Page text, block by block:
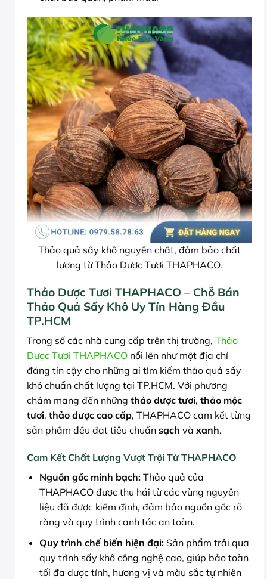
Thảo quả sấy khô nguyên chất, đảm bảo chất
lượng từ Thảo Dược Tươi THAPHACO.
Thảo Dược Tươi THAPHACO – Chỗ Bán
Thảo Quả Sấy Khô Uy Tín Hàng Đầu
TP.HCM
Trong số các nhà cung cấp trên thị trường, Thảo
Dược Tươi THAPHACO nổi lên như một địa chỉ
đáng tin cậy cho những ai tìm kiếm thảo quả sấy
khô chuẩn chất lượng tại TP.HCM. Với phương
châm mang đến những thảo dược tươi, thảo mộc
tươi, thảo dược cao cấp, THAPHACO cam kết từng
sản phẩm đều đạt tiêu chuẩn sạch và xanh.
Cam Kết Chất Lượng Vượt Trội Từ THAPHACO
Nguồn gốc minh bạch:Thảo quả của
THAPHACO được thu hái từ các vùng nguyên
liệu đã được kiểm định, đảm bảo nguồn gốc rõ
ràng và quy trình canh tác an toàn.
Quy trình chế biến hiện đại:Sản phẩm trải qua
quy trình sấy khô công nghệ cao, giúp bảo toàn
tối đa dược tính, hương vị và màu sắc tự nhiên